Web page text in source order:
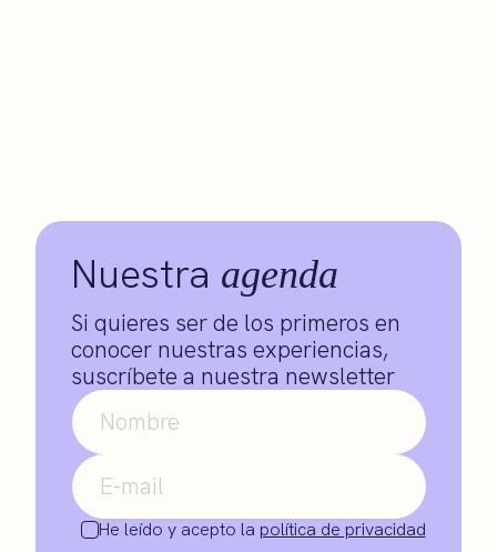
Nuestra agenda
Si quieres ser de los primeros en
conocer nuestras experiencias,
suscríbete a nuestra newsletter
He leído y acepto la política de privacidad